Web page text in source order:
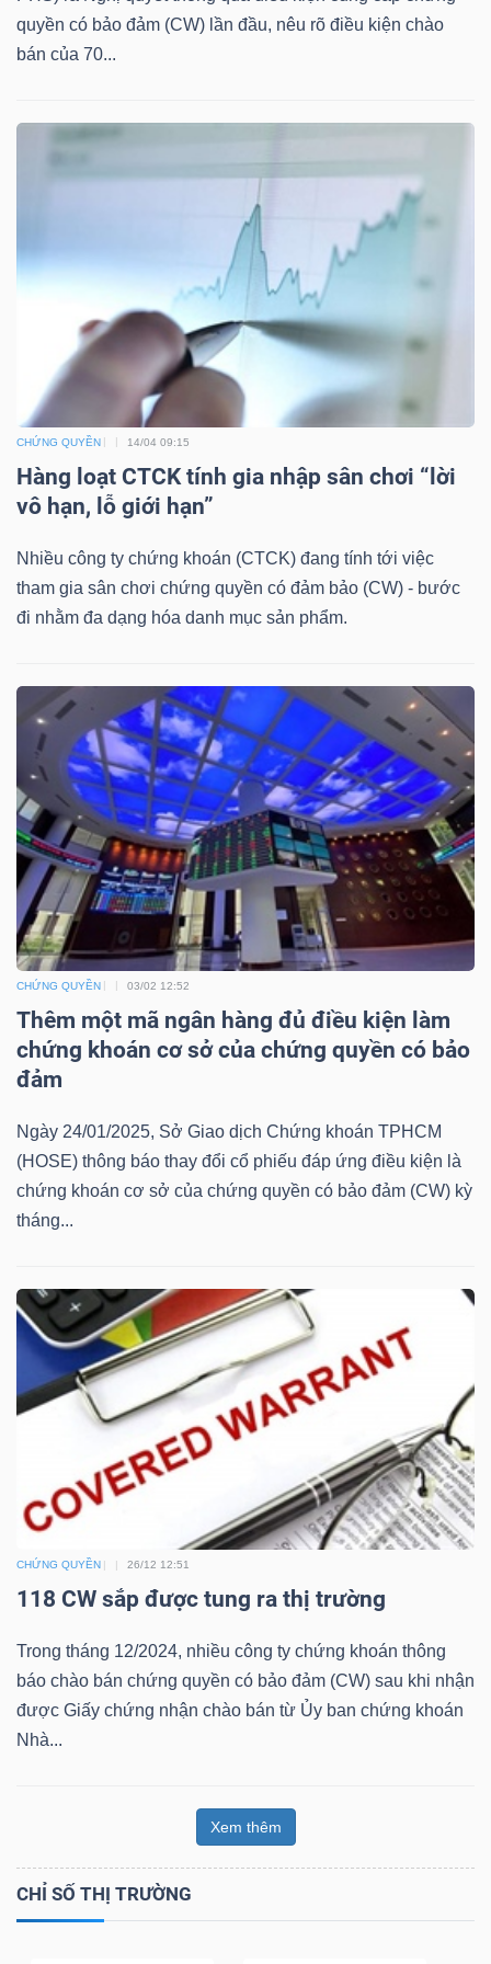
quyền có bảo đảm (CW) lần đầu, nêu rõ điều kiện chào
bán của 70...
CHỨNG QUYỀN 14/04 09:15
Hàng loạt CTCK tính gia nhập sân chơi “lời
vô hạn, lỗ giới hạn”
Nhiều công ty chứng khoán (CTCK) đang tính tới việc
tham gia sân chơi chứng quyền có đảm bảo (CW) - bước
đi nhằm đa dạng hóa danh mục sản phẩm.
CHỨNG QUYỀN 03/02 12:52
Thêm một mã ngân hàng đủ điều kiện làm
chứng khoán cơ sở của chứng quyền có bảo
đảm
Ngày 24/01/2025, Sở Giao dịch Chứng khoán TPHCM
(HOSE) thông báo thay đổi cổ phiếu đáp ứng điều kiện là
chứng khoán cơ sở của chứng quyền có bảo đảm (CW) kỳ
tháng...
CHỨNG QUYỀN 26/12 12:51
118 CW sắp được tung ra thị trường
Trong tháng 12/2024, nhiều công ty chứng khoán thông
báo chào bán chứng quyền có bảo đảm (CW) sau khi nhận
được Giấy chứng nhận chào bán từ Ủy ban chứng khoán
Nhà...
Xem thêm
CHỈ SỐ THỊ TRƯỜNG
CÔNG
THÔNG
TIN
DỊCH
TRUYỀN
THÔNG
TIỆN
ÍCH
BẤT
ĐỘNG
SẢN
Mã
chứng
khoán
Cổ phiếu Chỉ số Chứng chỉ quỹ
Lãnh
Tất cả Người nội bộ Người liên quan
Tin
tức
Bài
tác
Báo